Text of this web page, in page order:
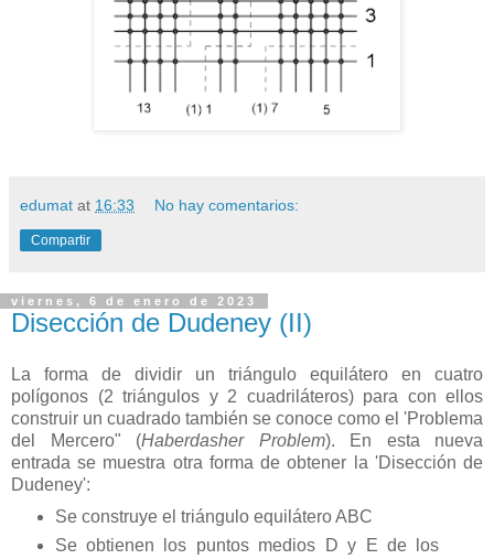
edumat at 16:33 No hay comentarios:
Compartir
viernes, 6 de enero de 2023
Disección de Dudeney (II)
La forma de dividir un triángulo equilátero en cuatro
polígonos (2 triángulos y 2 cuadriláteros) para con ellos
construir un cuadrado también se conoce como el 'Problema
del Mercero" (Haberdasher Problem). En esta nueva
entrada se muestra otra forma de obtener la 'Disección de
Dudeney':
Se construye el triángulo equilátero ABC
Se obtienen los puntos medios D y E de los